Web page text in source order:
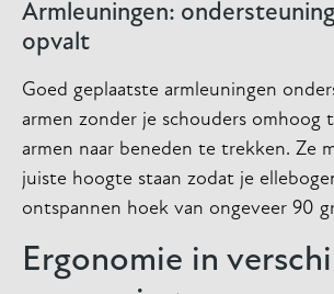
Armleuningen:
opvalt
Goed geplaatste armleuningen
armen zonder je schouders omhoog
armen naar beneden te trekken. Ze
juiste hoogte staan zodat je
ontspannen hoek van ongeveer 90
Ergonomie in